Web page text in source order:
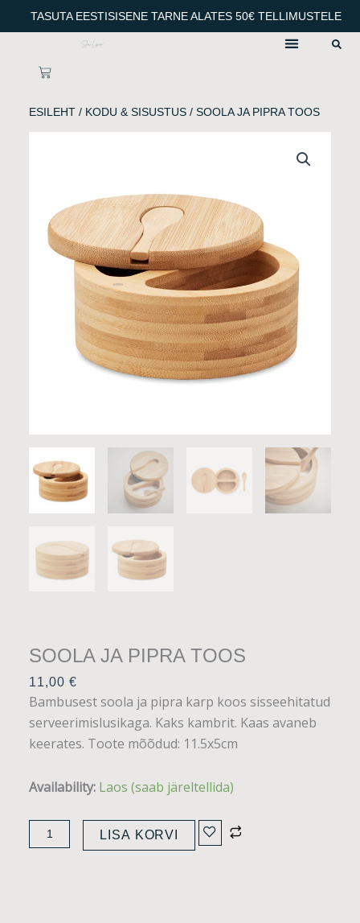
to
TASUTA EESTISISENE TARNE ALATES 50€ TELLIMUSTELE
CART
ESILEHT / KODU & SISUSTUS / SOOLA JA PIPRA TOOS
SOOLA JA PIPRA TOOS
11,00 €
Bambusest soola ja pipra karp koos sisseehitatud
serveerimislusikaga. Kaks kambrit. Kaas avaneb
keerates. Toote mõõdud: 11.5x5cm
Availability: Laos (saab järeltellida)
Soola
pipra
toos
LISA KORVI